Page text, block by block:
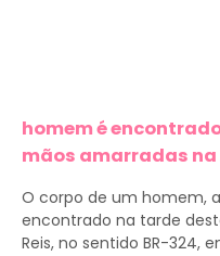
homem é
mãos amarradas na
O corpo de um homem,
encontrado na tarde
Reis, no sentido BR-324,